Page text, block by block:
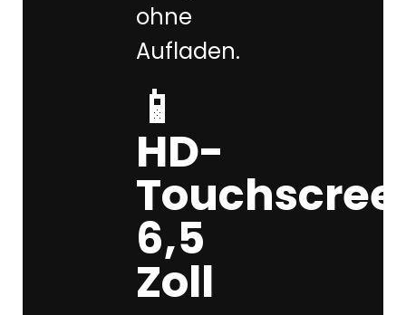
ohne
Aufladen.
📱
HD-
6,5
Zoll